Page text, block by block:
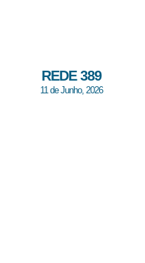
REDE 389
11 de Junho, 2026